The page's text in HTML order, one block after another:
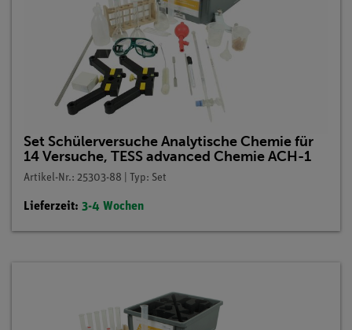
Set Schülerversuche Analytische Chemie für
14 Versuche, TESS advanced Chemie ACH-1
Artikel-Nr.: 25303-88 | Typ: Set
Lieferzeit: 3-4 Wochen